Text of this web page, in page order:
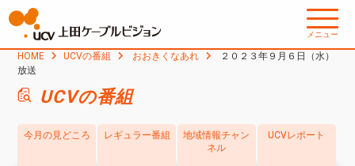
メニュー
HOME UCVの番組 おおきくなあれ
２０２３年９月６日（水）
放送
UCVの番組
今月の見どころ レギュラー番組
地域情報チャン
ネル
UCVレポート